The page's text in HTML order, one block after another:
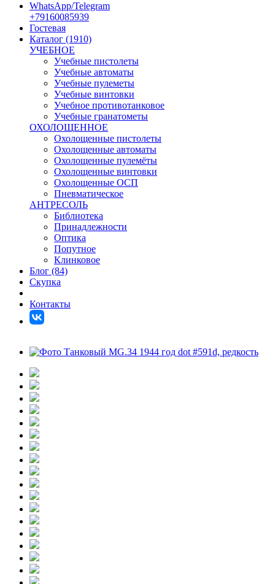
WhatsApp/Telegram
+79160085939
Гостевая
Каталог (1910)
УЧЕБНОЕ
Учебные пистолеты
Учебные автоматы
Учебные пулеметы
Учебные винтовки
Учебное противотанковое
Учебные гранатометы
ОХОЛОЩЕННОЕ
Охолощенные пистолеты
Охолощенные автоматы
Охолощенные пулемёты
Охолощенные винтовки
Охолощенные ОСП
Пневматическое
АНТРЕСОЛЬ
Библиотека
Принадлежности
Оптика
Попутное
Клинковое
Блог (84)
Скупка
Контакты